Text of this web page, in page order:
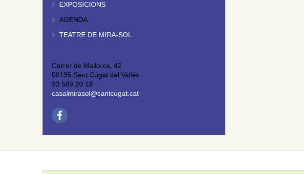
EXPOSICIONS
AGENDA
TEATRE DE MIRA-SOL
Carrer de Mallorca, 42
08195 Sant Cugat del Vallès
93 589 20 18
casalmirasol@santcugat.cat